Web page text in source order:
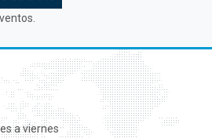
a viernes